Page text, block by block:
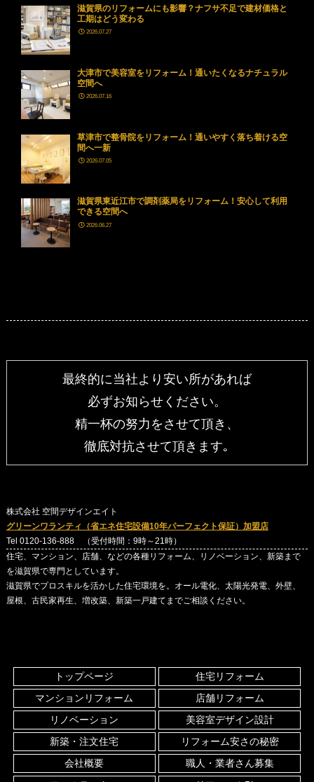
滋賀県のリフォームにも影響？ナフサ不足で建材価格と
工期はどう変わる
2026.07.27
大津市で美容室をリフォーム！通いたくなるナチュラル
空間へ
2026.07.16
草津市で整骨院をリフォーム！通いやすく落ち着ける空
間へ一新
2026.07.05
滋賀県東近江市で調剤薬局をリフォーム！安心して利用
できる空間へ
2026.06.27
最終的に当社より安い所があれば
必ずお知らせください。
精一杯の努力をさせて頂き、
徹底対抗させて頂きます｡
株式会社 空間デザインエイト
グリーンワランティ（省エネ住宅設備10年パーフェクト保証）加盟店
Tel 0120-136-888 （受付時間：9時～21時）
住宅、マンション、店舗、などの各種リフォーム、リノベーション、新築まで
を滋賀県で専門としています。
滋賀県でプロスキルを活かした住宅環境を。オール電化、太陽光発電、外壁、
屋根、古民家再生、増改築、新築一戸建てまでご相談ください。
トップページ
住宅リフォーム
マンションリフォーム
店舗リフォーム
リノベーション
美容室デザイン設計
新築・注文住宅
リフォーム安さの秘密
会社概要
職人・業者さん募集